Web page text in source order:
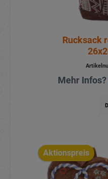
Rucksack
Mehr Infos?
Aktionspreis